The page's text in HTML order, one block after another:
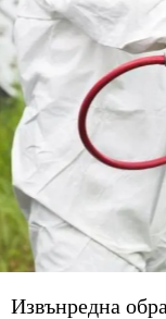
Извънредна